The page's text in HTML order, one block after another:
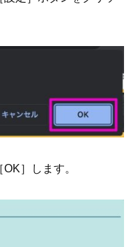
］します。